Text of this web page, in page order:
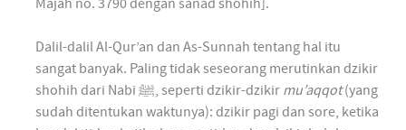
Majah no. 3790 dengan sanad shohih].
Dalil-dalil Al-Qur’an dan As-Sunnah tentang hal itu
sangat banyak. Paling tidak seseorang merutinkan dzikir
shohih dari Nabi ﷺ, seperti dzikir-dzikir mu’aqqot(yang
sudah ditentukan waktunya): dzikir pagi dan sore, ketika